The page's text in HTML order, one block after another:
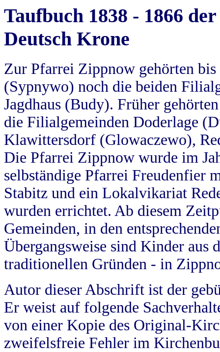
Taufbuch 1838 - 1866
Deutsch Krone
Zur Pfarrei Zippnow gehörten
(Sypnywo) noch die beiden
Jagdhaus (Budy). Früher
die Filialgemeinden Doderlage
Klawittersdorf (Glowaczewo),
Die Pfarrei Zippnow wurde im
selbständige Pfarrei Freudenfier
Stabitz und ein Lokalvikariat
wurden errichtet. Ab diesem
Gemeinden, in den
Übergangsweise sind Kinder aus
traditionellen Gründen - in
Autor dieser Abschrift ist der
Er weist auf folgende
von einer Kopie des Original-
zweifelsfreie Fehler im